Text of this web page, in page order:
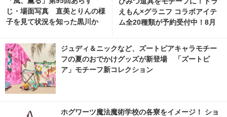
じ・場面写真 直美とりんの様
子を見て状況を知った黒川か
送
えもん×グラニフ コラボアイテ
ム全20種類が予約受付中！8月
像 | cinemacafe.net
ジュディ＆ニックなど、ズートピアキャラモチー
フの夏のおでかけグッズが新登場 「ズートピ
ア」モチーフ新コレクション
ホグワーツ魔法魔術学校の各寮をイメージ！ ショ